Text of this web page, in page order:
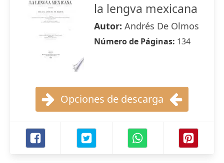
la lengva mexicana
Autor: Andrés De Olmos
Número de Páginas: 134
Opciones de descarga